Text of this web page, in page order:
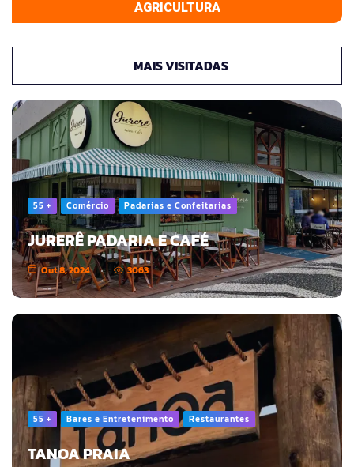
AGRICULTURA
MAIS VISITADAS
55 + Comércio Padarias e Confeitarias
JURERÊ PADARIA E CAFÉ
Out 8, 2024 3063
55 + Bares e Entretenimento Restaurantes
TANOA PRAIA